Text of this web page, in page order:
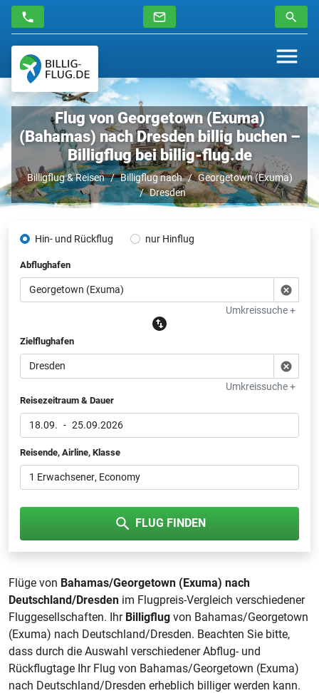
Flug von Georgetown (Exuma)
(Bahamas) nach Dresden billig buchen –
Billigflug bei billig-flug.de
Billigflug & Reisen Billigflug nach
Georgetown (Exuma)
Dresden
Hin- und Rückflug nur Hinflug
Abflughafen
Umkreissuche +
Zielflughafen
Umkreissuche +
Reisezeitraum & Dauer
18.09. - 25.09.2026
Reisende, Airline, Klasse
1 Erwachsener, Economy
FLUG FINDEN
Flüge von Bahamas/Georgetown (Exuma) nach
Deutschland/Dresden im Flugpreis-Vergleich verschiedener
Fluggesellschaften. Ihr Billigflug von Bahamas/Georgetown
(Exuma) nach Deutschland/Dresden. Beachten Sie bitte,
dass durch die Auswahl verschiedener Abflug- und
Rückflugtage Ihr Flug von Bahamas/Georgetown (Exuma)
nach Deutschland/Dresden erheblich billiger werden kann.